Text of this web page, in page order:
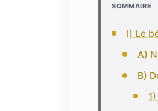
SOMMAIRE
I) Le
A)
B)